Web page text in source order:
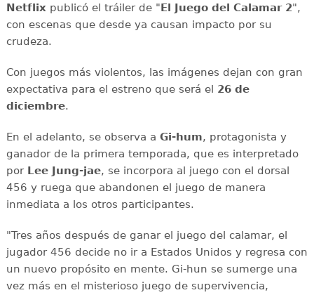
Netflix publicó el tráiler de "El Juego del Calamar 2",
con escenas que desde ya causan impacto por su
crudeza.
Con juegos más violentos, las imágenes dejan con gran
expectativa para el estreno que será el 26 de
diciembre.
En el adelanto, se observa a Gi-hum, protagonista y
ganador de la primera temporada, que es interpretado
por Lee Jung-jae, se incorpora al juego con el dorsal
456 y ruega que abandonen el juego de manera
inmediata a los otros participantes.
"Tres años después de ganar el juego del calamar, el
jugador 456 decide no ir a Estados Unidos y regresa con
un nuevo propósito en mente. Gi-hun se sumerge una
vez más en el misterioso juego de supervivencia,